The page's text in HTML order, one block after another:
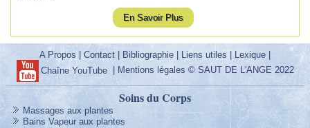
En Savoir Plus
A Propos |Contact | Bibliographie | Liens utiles| Lexique |
Chaîne YouTube| Mentions légales © SAUT DE L'ANGE 2022
Soins du Corps
Massages aux plantes
Bains Vapeur aux plantes